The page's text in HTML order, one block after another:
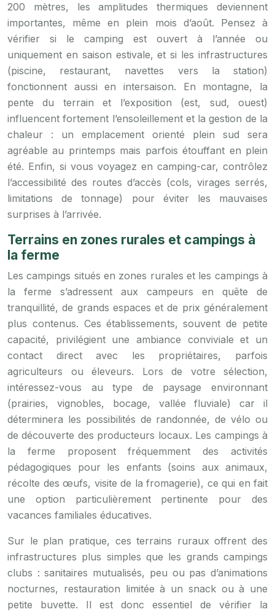
200 mètres, les amplitudes thermiques deviennent
importantes, même en plein mois d’août. Pensez à
vérifier si le camping est ouvert à l’année ou
uniquement en saison estivale, et si les infrastructures
(piscine, restaurant, navettes vers la station)
fonctionnent aussi en intersaison. En montagne, la
pente du terrain et l’exposition (est, sud, ouest)
influencent fortement l’ensoleillement et la gestion de la
chaleur : un emplacement orienté plein sud sera
agréable au printemps mais parfois étouffant en plein
été. Enfin, si vous voyagez en camping-car, contrôlez
l’accessibilité des routes d’accès (cols, virages serrés,
limitations de tonnage) pour éviter les mauvaises
surprises à l’arrivée.
Terrains en zones rurales et campings à
la ferme
Les campings situés en zones rurales et les campings à
la ferme s’adressent aux campeurs en quête de
tranquillité, de grands espaces et de prix généralement
plus contenus. Ces établissements, souvent de petite
capacité, privilégient une ambiance conviviale et un
contact direct avec les propriétaires, parfois
agriculteurs ou éleveurs. Lors de votre sélection,
intéressez-vous au type de paysage environnant
(prairies, vignobles, bocage, vallée fluviale) car il
déterminera les possibilités de randonnée, de vélo ou
de découverte des producteurs locaux. Les campings à
la ferme proposent fréquemment des activités
pédagogiques pour les enfants (soins aux animaux,
récolte des œufs, visite de la fromagerie), ce qui en fait
une option particulièrement pertinente pour des
vacances familiales éducatives.
Sur le plan pratique, ces terrains ruraux offrent des
infrastructures plus simples que les grands campings
clubs : sanitaires mutualisés, peu ou pas d’animations
nocturnes, restauration limitée à un snack ou à une
petite buvette. Il est donc essentiel de vérifier la